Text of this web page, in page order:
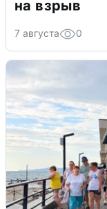
на взрыв
7 августа 0